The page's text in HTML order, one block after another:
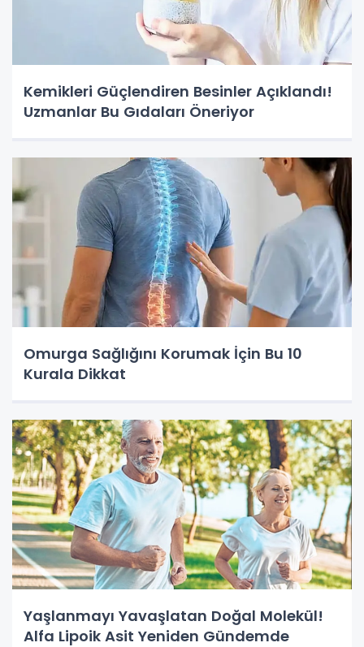
Kemikleri Güçlendiren Besinler Açıklandı!
Uzmanlar Bu Gıdaları Öneriyor
Omurga Sağlığını Korumak İçin Bu 10
Kurala Dikkat
Yaşlanmayı Yavaşlatan Doğal Molekül!
Alfa Lipoik Asit Yeniden Gündemde